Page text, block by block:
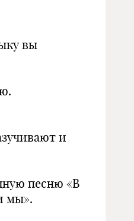
вы
и
песню «В
мы».